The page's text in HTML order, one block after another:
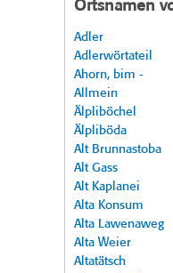
Ortsnamen
Adler
Adlerwörtateil
Ahorn, bim -
Allmein
Älpliböchel
Älpliböda
Alt Brunnastoba
Alt Gass
Alt Kaplanei
Alta Konsum
Alta Lawenaweg
Alta Weier
Altatätsch